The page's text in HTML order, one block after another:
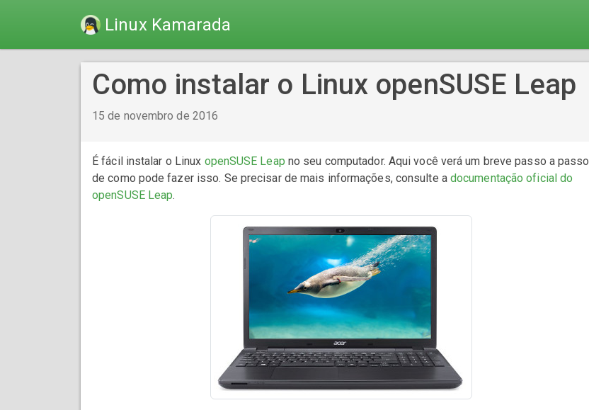
Linux Kamarada
Como instalar o Linux openSUSE Leap
15 de novembro de 2016
É fácil instalar o Linux openSUSE Leap no seu computador. Aqui você verá um breve passo a passo
de como pode fazer isso. Se precisar de mais informações, consulte a documentação oficial do
openSUSE Leap.